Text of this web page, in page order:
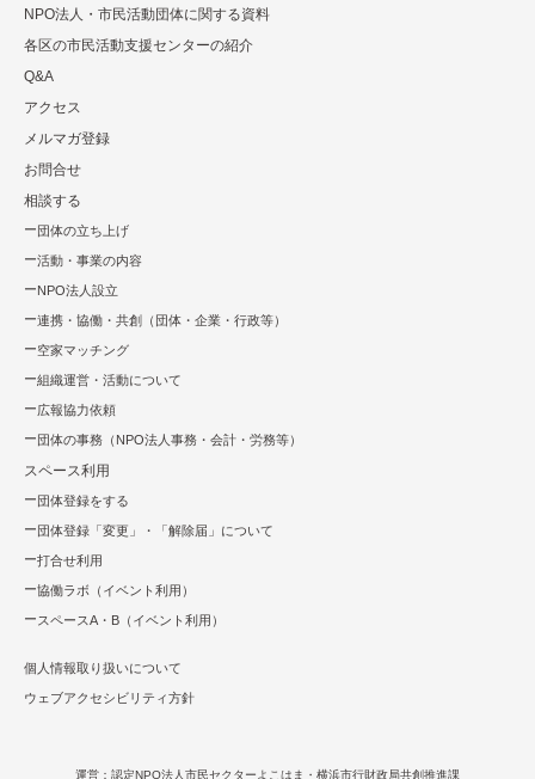
NPO法⼈・市⺠活動団体に関する資料
各区の市⺠活動⽀援センターの紹介
Q&A
アクセス
メルマガ登録
お問合せ
相談する
団体の立ち上げ
活動・事業の内容
NPO法⼈設⽴
連携・協働・共創（団体・企業・⾏政等）
空家マッチング
組織運営・活動について
広報協⼒依頼
団体の事務（NPO法人事務・会計・労務等）
スペース利用
団体登録をする
団体登録「変更」・「解除届」について
打合せ利用
協働ラボ（イベント利⽤）
スペースA・B（イベント利⽤）
個人情報取り扱いについて
ウェブアクセシビリティ方針
運営：認定NPO法⼈市⺠セクターよこはま・横浜市行財政局共創推進課